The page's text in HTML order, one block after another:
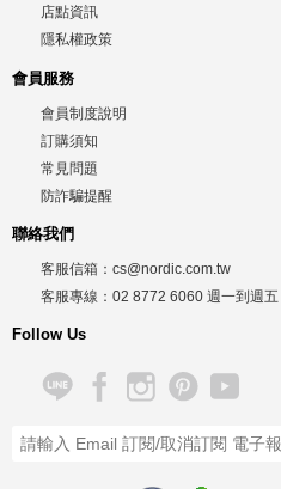
店點資訊
隱私權政策
會員服務
會員制度說明
訂購須知
常見問題
防詐騙提醒
聯絡我們
客服信箱： cs@nordic.com.tw
客服專線： 02 8772 6060 週一到週五
Follow Us